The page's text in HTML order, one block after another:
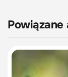
Powiązane